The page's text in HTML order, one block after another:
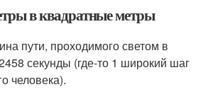
в квадратные метры
пути, проходимого светом в
секунды (где-то 1 широкий шаг
человека).